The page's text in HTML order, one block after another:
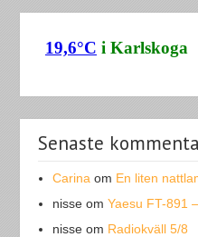
Senaste
Carina om En liten
nisse omYaesu FT-891
nisse om Radiokväll 5/8